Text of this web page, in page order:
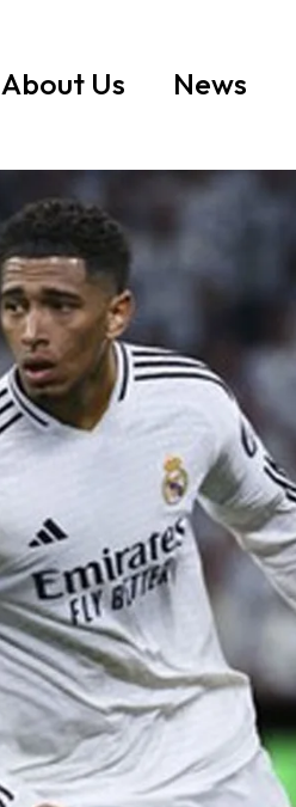
About Us News